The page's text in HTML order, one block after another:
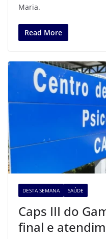
Maria.
Read More
DESTA SEMANA SAÚDE
Caps III do
final e